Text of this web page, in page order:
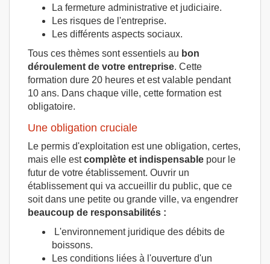
La fermeture administrative et judiciaire.
Les risques de l'entreprise.
Les différents aspects sociaux.
Tous ces thèmes sont essentiels au bon
déroulement de votre entreprise. Cette
formation dure 20 heures et est valable pendant
10 ans. Dans chaque ville, cette formation est
obligatoire.
Une obligation cruciale
Le permis d'exploitation est une obligation, certes,
mais elle estcomplète et indispensable pour le
futur de votre établissement. Ouvrir un
établissement qui va accueillir du public, que ce
soit dans une petite ou grande ville, va engendrer
beaucoup de responsabilités :
L'environnement juridique des débits de
boissons.
Les conditions liées à l'ouverture d'un